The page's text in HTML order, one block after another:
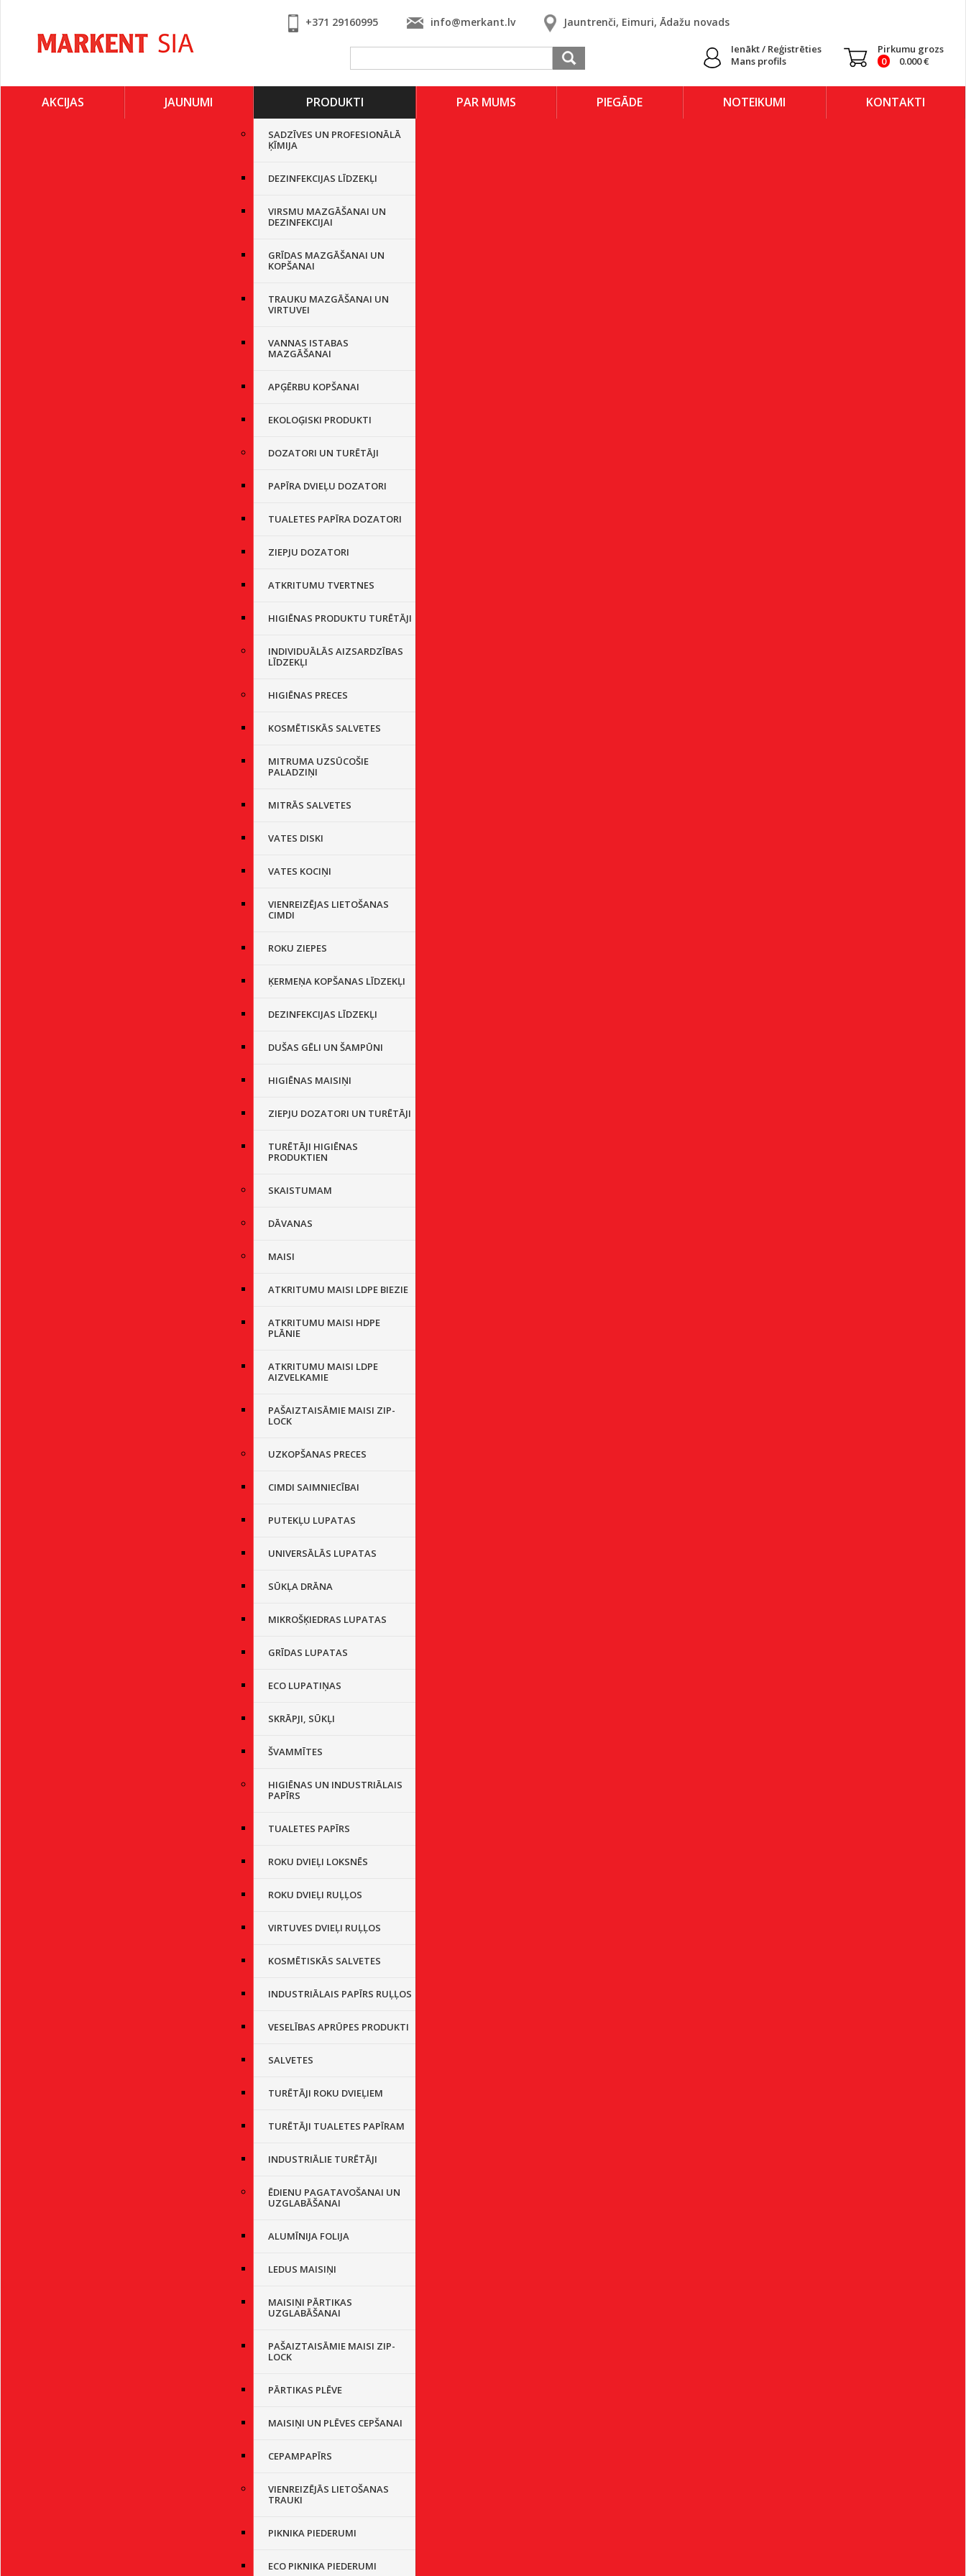
+371 29160995 info@merkant.lv Jauntrenči, Eimuri, Ādažu novads
Ienākt / Reģistrēties
Mans profils
Pirkumu grozs
0
0.000€
KONTAKTI
NOTEIKUMI
PIEGĀDE
PAR MUMS
PRODUKTI
SADZĪVES UN PROFESIONĀLĀ
ĶĪMIJA
DEZINFEKCIJAS LĪDZEKĻI
VIRSMU MAZGĀŠANAI UN
DEZINFEKCIJAI
GRĪDAS MAZGĀŠANAI UN
KOPŠANAI
TRAUKU MAZGĀŠANAI UN
VIRTUVEI
VANNAS ISTABAS
MAZGĀŠANAI
APĢĒRBU KOPŠANAI
EKOLOĢISKI PRODUKTI
DOZATORI UN TURĒTĀJI
PAPĪRA DVIEĻU DOZATORI
TUALETES PAPĪRA DOZATORI
ZIEPJU DOZATORI
ATKRITUMU TVERTNES
HIGIĒNAS PRODUKTU TURĒTĀJI
INDIVIDUĀLĀS AIZSARDZĪBAS
LĪDZEKĻI
HIGIĒNAS PRECES
KOSMĒTISKĀS SALVETES
MITRUMA UZSŪCOŠIE
PALADZIŅI
MITRĀS SALVETES
VATES DISKI
VATES KOCIŅI
VIENREIZĒJAS LIETOŠANAS
CIMDI
ROKU ZIEPES
ĶERMEŅA KOPŠANAS LĪDZEKĻI
DEZINFEKCIJAS LĪDZEKĻI
DUŠAS GĒLI UN ŠAMPŪNI
HIGIĒNAS MAISIŅI
ZIEPJU DOZATORI UN TURĒTĀJI
TURĒTĀJI HIGIĒNAS
PRODUKTIEN
SKAISTUMAM
DĀVANAS
MAISI
ATKRITUMU MAISI LDPE BIEZIE
ATKRITUMU MAISI HDPE
PLĀNIE
ATKRITUMU MAISI LDPE
AIZVELKAMIE
PAŠAIZTAISĀMIE MAISI ZIP-
LOCK
UZKOPŠANAS PRECES
CIMDI SAIMNIECĪBAI
PUTEKĻU LUPATAS
UNIVERSĀLĀS LUPATAS
SŪKĻA DRĀNA
MIKROŠĶIEDRAS LUPATAS
GRĪDAS LUPATAS
ECO LUPATIŅAS
SKRĀPJI, SŪKĻI
ŠVAMMĪTES
HIGIĒNAS UN INDUSTRIĀLAIS
PAPĪRS
TUALETES PAPĪRS
ROKU DVIEĻI LOKSNĒS
ROKU DVIEĻI RUĻĻOS
VIRTUVES DVIEĻI RUĻĻOS
KOSMĒTISKĀS SALVETES
INDUSTRIĀLAIS PAPĪRS RUĻĻOS
VESELĪBAS APRŪPES PRODUKTI
SALVETES
TURĒTĀJI ROKU DVIEĻIEM
TURĒTĀJI TUALETES PAPĪRAM
INDUSTRIĀLIE TURĒTĀJI
ĒDIENU PAGATAVOŠANAI UN
UZGLABĀŠANAI
ALUMĪNIJA FOLIJA
LEDUS MAISIŅI
MAISIŅI PĀRTIKAS
UZGLABĀŠANAI
PAŠAIZTAISĀMIE MAISI ZIP-
LOCK
PĀRTIKAS PLĒVE
MAISIŅI UN PLĒVES CEPŠANAI
CEPAMPAPĪRS
VIENREIZĒJĀS LIETOŠANAS
TRAUKI
PIKNIKA PIEDERUMI
ECO PIKNIKA PIEDERUMI
JAUNUMI
AKCIJAS